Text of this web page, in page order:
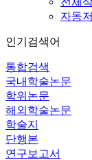
자동
인기검색어
통합검색
국내학술논문
학위논문
해외학술논문
학술지
단행본
연구보고서